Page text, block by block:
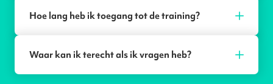
Hoe lang heb ik toegang tot de training?
Waar kan ik terecht als ik vragen heb?